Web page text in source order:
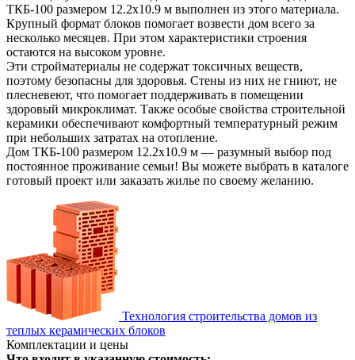
ТКБ-100 размером 12.2х10.9 м выполнен из этого материала.
Крупный формат блоков помогает возвести дом всего за
несколько месяцев. При этом характеристики строения
остаются на высоком уровне.
Эти стройматериалы не содержат токсичных веществ,
поэтому безопасны для здоровья. Стены из них не гниют, не
плесневеют, что помогает поддерживать в помещении
здоровый микроклимат. Также особые свойства строительной
керамики обеспечивают комфортный температурный режим
при небольших затратах на отопление.
Дом ТКБ-100 размером 12.2х10.9 м — разумный выбор под
постоянное проживание семьи! Вы можете выбрать в каталоге
готовый проект или заказать жилье по своему желанию.
Технология строительства домов из
теплых керамических блоков
Комплектации и цены